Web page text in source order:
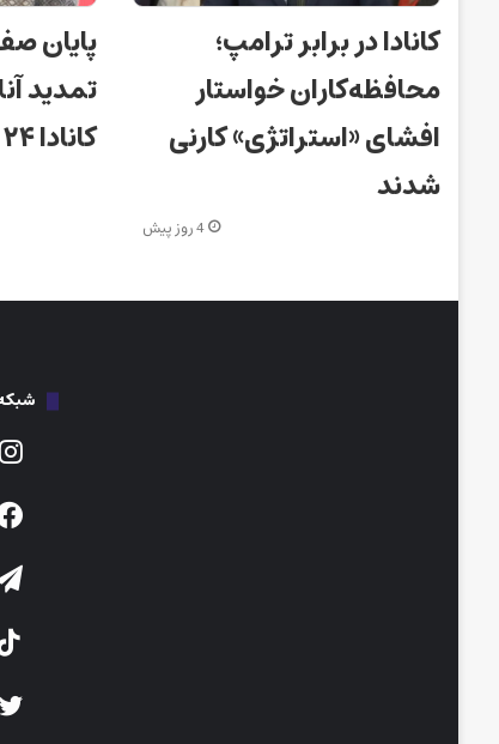
کانادا در برابر ترامپ؛
محافظه‌کاران خواستار
افشای «استراتژی» کارنی
شدند
4 روز پیش
پایان
تمدید
کانادا ۲۴ ساعته شد!